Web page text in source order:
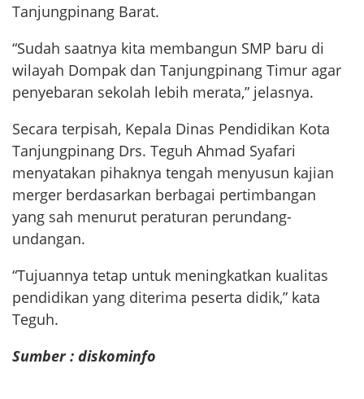
Tanjungpinang Barat.
“Sudah saatnya kita membangun SMP baru di
wilayah Dompak dan Tanjungpinang Timur agar
penyebaran sekolah lebih merata,” jelasnya.
Secara terpisah, Kepala Dinas Pendidikan Kota
Tanjungpinang Drs. Teguh Ahmad Syafari
menyatakan pihaknya tengah menyusun kajian
merger berdasarkan berbagai pertimbangan
yang sah menurut peraturan perundang-
undangan.
“Tujuannya tetap untuk meningkatkan kualitas
pendidikan yang diterima peserta didik,” kata
Teguh.
Sumber : diskominfo